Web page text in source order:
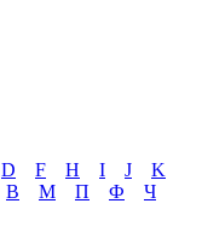
D F H I J
K
В М П Ф
Ч